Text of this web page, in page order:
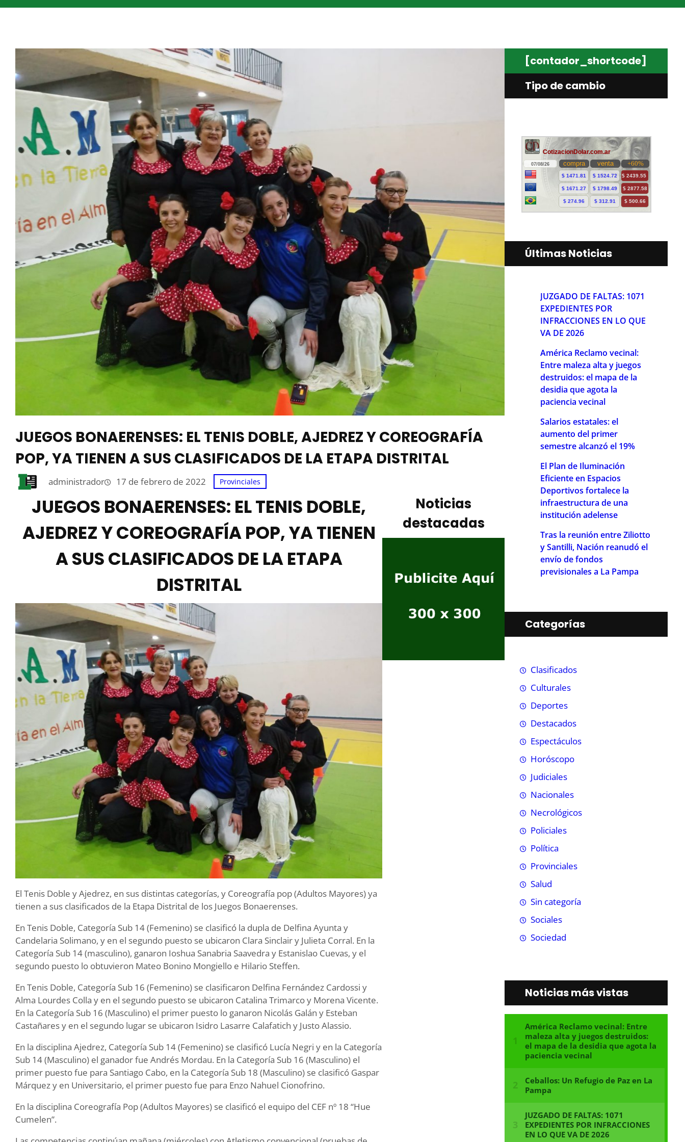
JUEGOS BONAERENSES: EL TENIS DOBLE, AJEDREZ Y COREOGRAFÍA
POP, YA TIENEN A SUS CLASIFICADOS DE LA ETAPA DISTRITAL
administrador 17 de febrero de 2022 Provinciales
JUEGOS BONAERENSES: EL TENIS DOBLE,
AJEDREZ Y COREOGRAFÍA POP, YA TIENEN
A SUS CLASIFICADOS DE LA ETAPA
DISTRITAL
El Tenis Doble y Ajedrez, en sus distintas categorías, y Coreografía pop (Adultos Mayores) ya
tienen a sus clasificados de la Etapa Distrital de los Juegos Bonaerenses.
En Tenis Doble, Categoría Sub 14 (Femenino) se clasificó la dupla de Delfina Ayunta y
Candelaria Solimano, y en el segundo puesto se ubicaron Clara Sinclair y Julieta Corral. En la
Categoría Sub 14 (masculino), ganaron Ioshua Sanabria Saavedra y Estanislao Cuevas, y el
segundo puesto lo obtuvieron Mateo Bonino Mongiello e Hilario Steffen.
En Tenis Doble, Categoría Sub 16 (Femenino) se clasificaron Delfina Fernández Cardossi y
Alma Lourdes Colla y en el segundo puesto se ubicaron Catalina Trimarco y Morena Vicente.
En la Categoría Sub 16 (Masculino) el primer puesto lo ganaron Nicolás Galán y Esteban
Castañares y en el segundo lugar se ubicaron Isidro Lasarre Calafatich y Justo Alassio.
En la disciplina Ajedrez, Categoría Sub 14 (Femenino) se clasificó Lucía Negri y en la Categoría
Sub 14 (Masculino) el ganador fue Andrés Mordau. En la Categoría Sub 16 (Masculino) el
primer puesto fue para Santiago Cabo, en la Categoría Sub 18 (Masculino) se clasificó Gaspar
Márquez y en Universitario, el primer puesto fue para Enzo Nahuel Cionofrino.
En la disciplina Coreografía Pop (Adultos Mayores) se clasificó el equipo del CEF nº 18 “Hue
Cumelen”.
Noticias
destacadas
[contador_shortcode]
Tipo de cambio
Últimas Noticias
JUZGADO DE FALTAS: 1071
EXPEDIENTES POR
INFRACCIONES EN LO QUE
VA DE 2026
América Reclamo vecinal:
Entre maleza alta y juegos
destruidos: el mapa de la
desidia que agota la
paciencia vecinal
Salarios estatales: el
aumento del primer
semestre alcanzó el 19%
El Plan de Iluminación
Eficiente en Espacios
Deportivos fortalece la
infraestructura de una
institución adelense
Tras la reunión entre Ziliotto
y Santilli, Nación reanudó el
envío de fondos
previsionales a La Pampa
Categorías
Clasificados
Culturales
Deportes
Destacados
Espectáculos
Horóscopo
Judiciales
Nacionales
Necrológicos
Policiales
Política
Provinciales
Salud
Sin categoría
Sociales
Sociedad
Noticias más vistas